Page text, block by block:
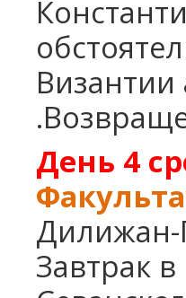
День 4
Дилижан-
Завтрак